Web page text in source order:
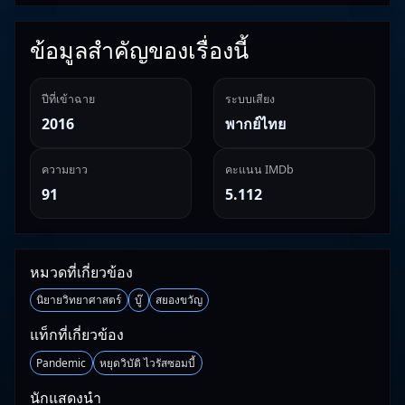
ข้อมูลสำคัญของเรื่องนี้
ปีที่เข้าฉาย
2016
ระบบเสียง
พากย์ไทย
ความยาว
91
คะแนน IMDb
5.112
หมวดที่เกี่ยวข้อง
นิยายวิทยาศาสตร์ บู๊ สยองขวัญ
แท็กที่เกี่ยวข้อง
Pandemic หยุดวิบัติ ไวรัสซอมบี้
นักแสดงนำ